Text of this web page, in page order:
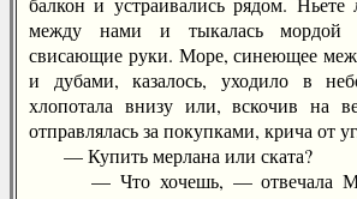
между нами и тыкалась
свисающие руки. Море, синеющее
и дубами, казалось, уходило в
хлопотала внизу или, вскочив на
отправлялась за покупками, крича от
— Купить мерлана или ската?
— Что хочешь, — отвечала